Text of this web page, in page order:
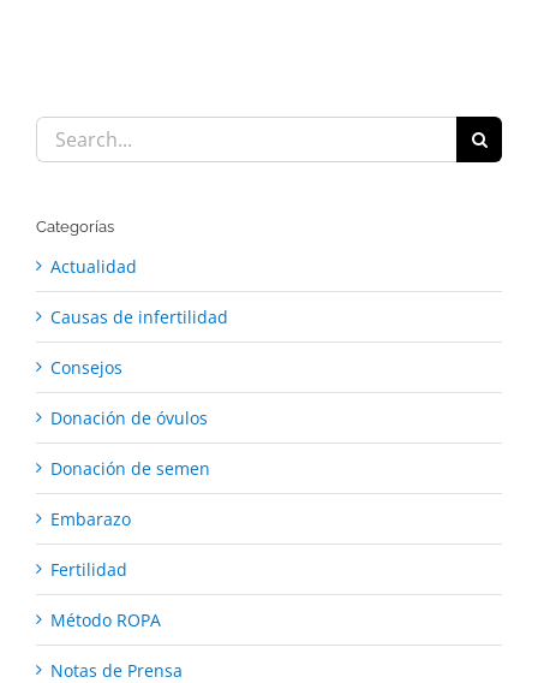
Search
for:
Categorías
Actualidad
Causas de infertilidad
Consejos
Donación de óvulos
Donación de semen
Embarazo
Fertilidad
Método ROPA
Notas de Prensa